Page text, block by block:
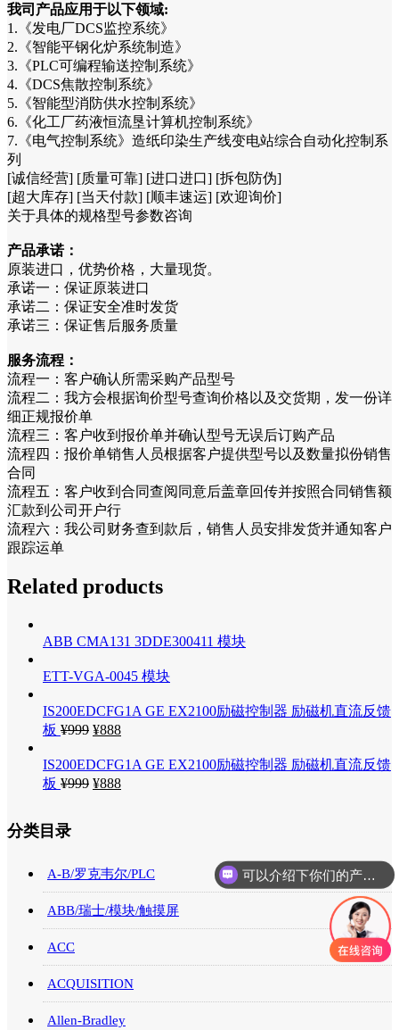
我司产品应用于以下领域:
1.《发电厂DCS监控系统》
2.《智能平钢化炉系统制造》
3.《PLC可编程输送控制系统》
4.《DCS焦散控制系统》
5.《智能型消防供水控制系统》
6.《化工厂药液恒流垦计算机控制系统》
7.《电气控制系统》造纸印染生产线变电站综合自动化控制系
列
[诚信经营] [质量可靠] [进口进口] [拆包防伪]
[超大库存] [当天付款] [顺丰速运] [欢迎询价]
关于具体的规格型号参数咨询
产品承诺：
原装进口，优势价格，大量现货。
承诺一：保证原装进口
承诺二：保证安全准时发货
承诺三：保证售后服务质量
服务流程：
流程一：客户确认所需采购产品型号
流程二：我方会根据询价型号查询价格以及交货期，发一份详
细正规报价单
流程三：客户收到报价单并确认型号无误后订购产品
流程四：报价单销售人员根据客户提供型号以及数量拟份销售
合同
流程五：客户收到合同查阅同意后盖章回传并按照合同销售额
汇款到公司开户行
流程六：我公司财务查到款后，销售人员安排发货并通知客户
跟踪运单
Related products
ABB CMA131 3DDE300411 模块
ETT-VGA-0045 模块
IS200EDCFG1A GE EX2100励磁控制器 励磁机直流反馈
板 ¥999 ¥888
IS200EDCFG1A GE EX2100励磁控制器 励磁机直流反馈
板 ¥999 ¥888
分类目录
A-B/罗克韦尔/PLC
ABB/瑞士/模块/触摸屏
ACC
ACQUISITION
Allen-Bradley
你们是怎么收费的呢